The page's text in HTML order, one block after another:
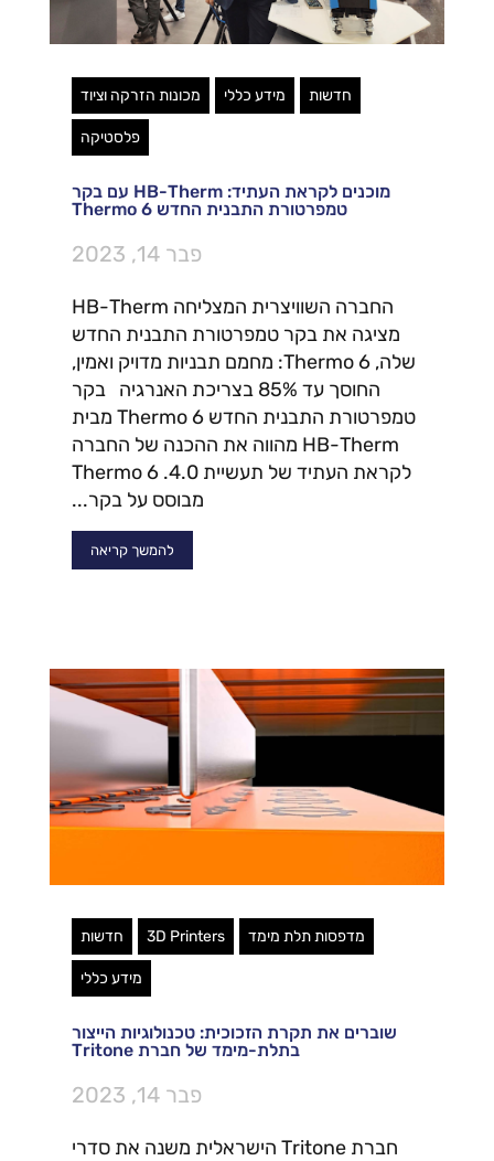
חדשות מידע כללי מכונות הזרקה וציוד
פלסטיקה
מוכנים לקראת העתיד: HB-Therm עם בקר
טמפרטורת התבנית החדש Thermo 6
פבר 14, 2023
החברה השוויצרית המצליחה HB-Therm
מציגה את בקר טמפרטורת התבנית החדש
שלה, Thermo 6: מחמם תבניות מדויק ואמין,
החוסך עד 85% בצריכת האנרגיה בקר
טמפרטורת התבנית החדש Thermo 6 מבית
HB-Therm מהווה את ההכנה של החברה
לקראת העתיד של תעשיית 4.0. Thermo 6
מבוסס על בקר...
להמשך קריאה
מדפסות תלת מימד 3D Printers חדשות
מידע כללי
שוברים את תקרת הזכוכית: טכנולוגיות הייצור
בתלת-מימד של חברת Tritone
פבר 14, 2023
חברת Tritone הישראלית משנה את סדרי